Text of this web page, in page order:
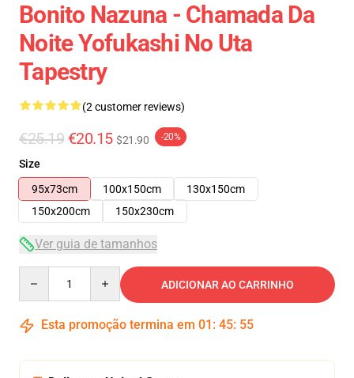
Bonito Nazuna - Chamada Da
Noite Yofukashi No Uta
Tapestry
(2 customer reviews)
€25.19 €20.15 $21.90 -20%
Size
95x73cm
100x150cm
130x150cm
150x200cm
150x230cm
Ver guia de tamanhos
ADICIONAR AO CARRINHO
Esta promoção termina em 01 : 45: 54